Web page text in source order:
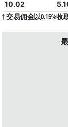
10.02
† 交易佣金以0.15%收